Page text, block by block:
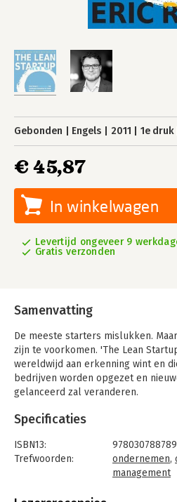
Gebonden Engels 2011 1e druk
€ 45,87
In winkelwagen
Levertijd ongeveer 9
Gratis verzonden
Samenvatting
De meeste starters mislukken.
zijn te voorkomen. 'The Lean
wereldwijd aan erkenning wint en
bedrijven worden opgezet en
gelanceerd zal veranderen.
Specificaties
ISBN13:
Trefwoorden:
ondernemen,
management